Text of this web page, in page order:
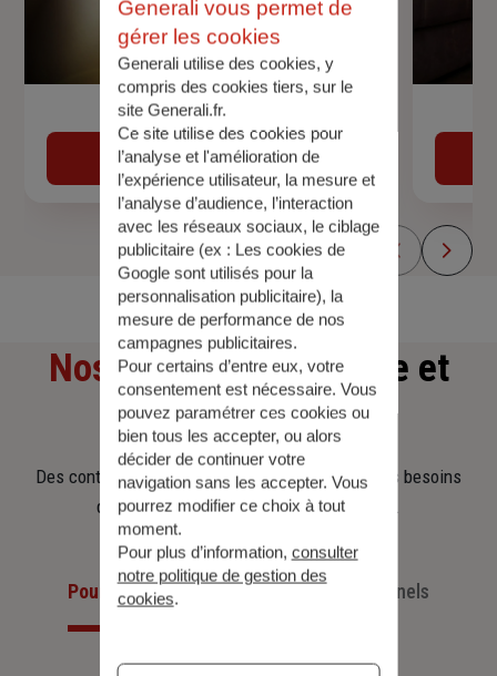
Devis assurance auto
Obtenir une estimation
Nos offresd'assurance et
d'épargne
Des contrats clairs et flexibles pour sécuriser vos besoins
d’aujourd’hui et anticiper ceux de demain.
Pour les particuliersPour les professionnels
Generali vous permet de
gérer les cookies
Generali utilise des cookies, y
compris des cookies tiers, sur le
site Generali.fr.
Ce site utilise des cookies pour
l’analyse et l'amélioration de
l’expérience utilisateur, la mesure et
l’analyse d’audience, l’interaction
avec les réseaux sociaux, le ciblage
publicitaire (ex : Les cookies de
Google sont utilisés pour la
personnalisation publicitaire), la
mesure de performance de nos
campagnes publicitaires.
Pour certains d’entre eux, votre
consentement est nécessaire. Vous
pouvez paramétrer ces cookies ou
bien tous les accepter, ou alors
décider de continuer votre
navigation sans les accepter. Vous
pourrez modifier ce choix à tout
moment.
Pour plus d’information, consulter
notre politique de gestion des
cookies.